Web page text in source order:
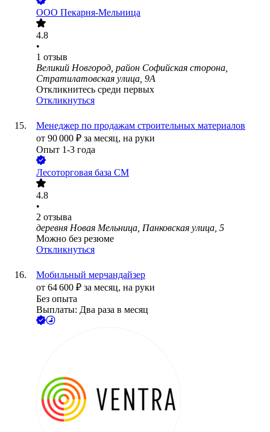
ООО Пекарня-Мельница
4.8
•
1 отзыв
Великий Новгород, район Софийская сторона,
Стратилатовская улица, 9А
Откликнитесь среди первых
Откликнуться
Менеджер по продажам строительных материалов
от 90 000 ₽ за месяц, на руки
Опыт 1-3 года
Лесоторговая база СМ
4.8
•
2 отзыва
деревня Новая Мельница, Панковская улица, 5
Можно без резюме
Откликнуться
Мобильный мерчандайзер
от 64 600 ₽ за месяц, на руки
Без опыта
Выплаты: Два раза в месяц